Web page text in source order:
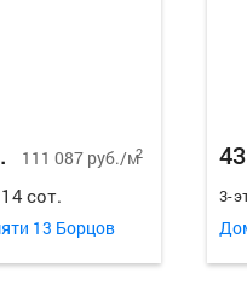
111 087 руб./м2
14 сот.
13 Борцов
3-